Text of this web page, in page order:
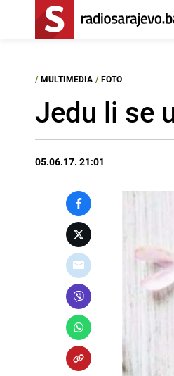
/ MULTIMEDIA / FOTO
Jedu li se
05.06.17. 21:01